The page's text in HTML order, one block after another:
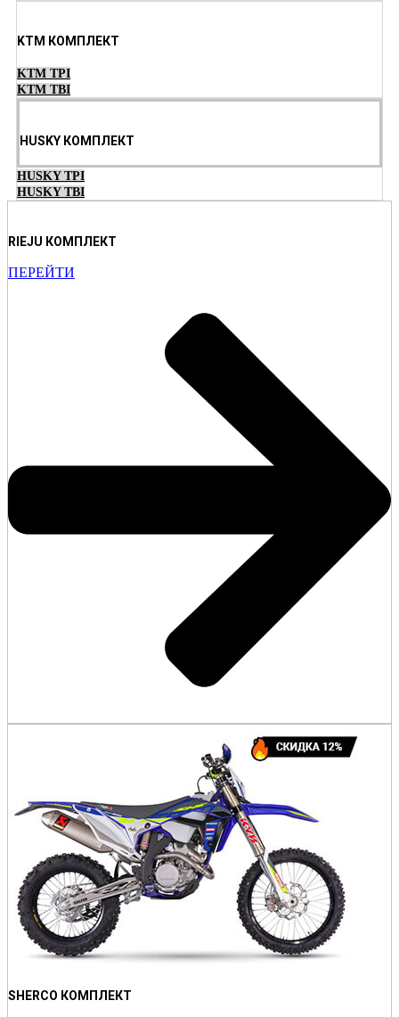
KTM КОМПЛЕКТ
KTM TPI
KTM TBI
HUSKY КОМПЛЕКТ
HUSKY TPI
HUSKY TBI
RIEJU КОМПЛЕКТ
ПЕРЕЙТИ
SHERCO КОМПЛЕКТ